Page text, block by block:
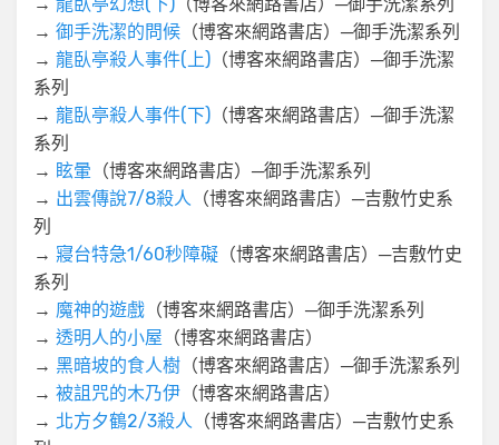
→ 御手洗潔的問候 （博客來網路書店）─御手洗潔系列
→ 龍臥亭殺人事件(上) （博客來網路書店）─御手洗潔
系列
→ 龍臥亭殺人事件(下) （博客來網路書店）─御手洗潔
系列
→ 眩暈 （博客來網路書店）─御手洗潔系列
→ 出雲傳說7/8殺人 （博客來網路書店）─吉敷竹史系
列
→ 寢台特急1/60秒障礙 （博客來網路書店）─吉敷竹史
系列
→ 魔神的遊戲 （博客來網路書店）─御手洗潔系列
→ 透明人的小屋 （博客來網路書店）
→ 黑暗坡的食人樹 （博客來網路書店）─御手洗潔系列
→ 被詛咒的木乃伊 （博客來網路書店）
→ 北方夕鶴2/3殺人 （博客來網路書店）─吉敷竹史系